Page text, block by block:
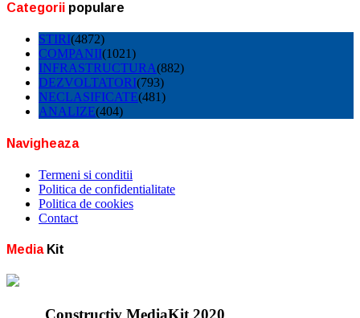
Categorii populare
STIRI(4872)
COMPANII(1021)
INFRASTRUCTURA(882)
DEZVOLTATORI(793)
NECLASIFICATE(481)
ANALIZE(404)
Navigheaza
Termeni si conditii
Politica de confidentialitate
Politica de cookies
Contact
MediaKit
Constructiv MediaKit 2020